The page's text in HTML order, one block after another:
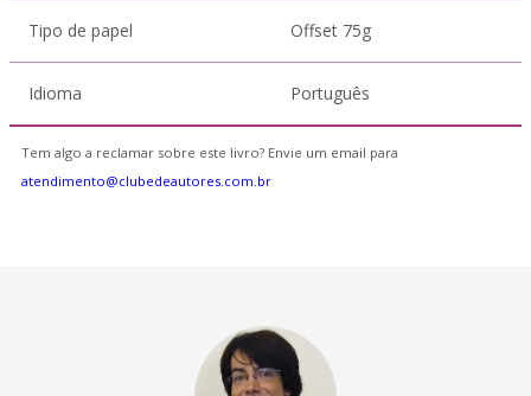
Tipo de papel Offset 75g
Idioma Português
Tem algo a reclamar sobre este livro? Envie um email para
atendimento@clubedeautores.com.br